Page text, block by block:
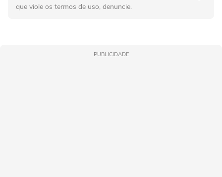
que viole os termos de uso, denuncie.
PUBLICIDADE